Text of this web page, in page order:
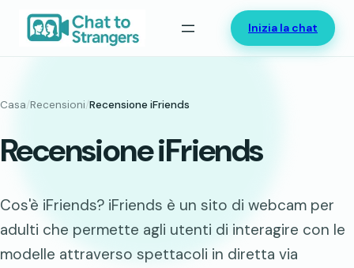
contenuto
Inizia la chat
Casa/Recensioni/Recensione iFriends
Recensione iFriends
Cos'è iFriends? iFriends è un sito di webcam per
adulti che permette agli utenti di interagire con le
modelle attraverso spettacoli in diretta via